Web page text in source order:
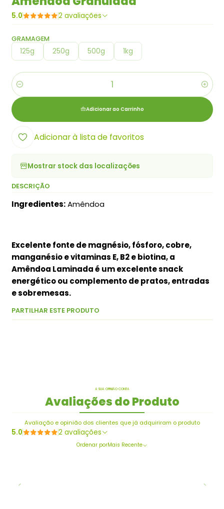
5.0 2 avaliações
GRAMAGEM
125g 250g 500g 1kg
Quantidade
Adicionar ao Carrinho
Adicionar à lista de favoritos
Mostrar stock das localizações
DESCRIÇÃO
Ingredientes:Amêndoa
Excelente fonte de magnésio, fósforo, cobre,
manganésio e vitaminas E, B2 e biotina, a
Amêndoa Laminada é um excelente snack
energético ou complemento de pratos, entradas
e sobremesas.
PARTILHAR ESTE PRODUTO
A SUA OPINIÃO CONTA
Avaliações do Produto
Avaliação e opinião dos clientes que já adquiriram o produto
5.0 2 avaliações
Ordenar porMais Recente